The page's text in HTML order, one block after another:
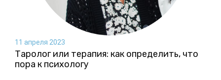
11 апреля 2023
Таролог или терапия: как определить, что
пора к психологу